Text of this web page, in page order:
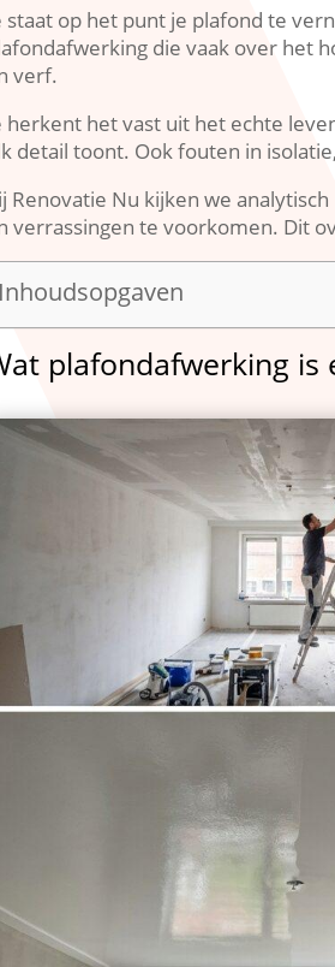
staat op het punt je plafond te
die vaak over het
verf.​
herkent het vast uit het echte
detail toont.​ Ook fouten in
Renovatie Nu kijken we
verrassingen te voorkomen.​ Dit
Inhoudsopgaven
plafondafwerking